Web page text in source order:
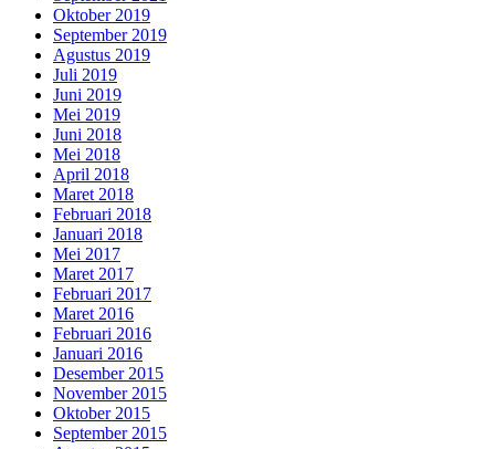
Oktober 2019
September 2019
Agustus 2019
Juli 2019
Juni 2019
Mei 2019
Juni 2018
Mei 2018
April 2018
Maret 2018
Februari 2018
Januari 2018
Mei 2017
Maret 2017
Februari 2017
Maret 2016
Februari 2016
Januari 2016
Desember 2015
November 2015
Oktober 2015
September 2015